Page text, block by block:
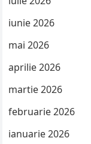
iunie 2026
mai 2026
aprilie 2026
martie 2026
februarie 2026
ianuarie 2026